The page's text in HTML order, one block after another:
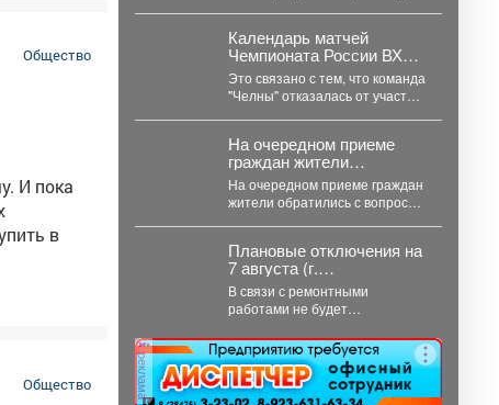
в
Общество
И пока
в
Общество
Календарь матчей
Чемпионата России ВХЛ,
который должен был
появиться сегодня,
опубликуют позднее.
Это связано с тем, что команда
"Челны" отказалась от участия
На очередном приеме
граждан жители
обратились с вопросом
по графику движения
общественного
транспорта.
На очередном приеме граждан
жители обратились с вопросом
Ещё в...
Плановые отключения на
7 августа (г.
Междуреченск)
В связи с ремонтными
работами не будет
реклама